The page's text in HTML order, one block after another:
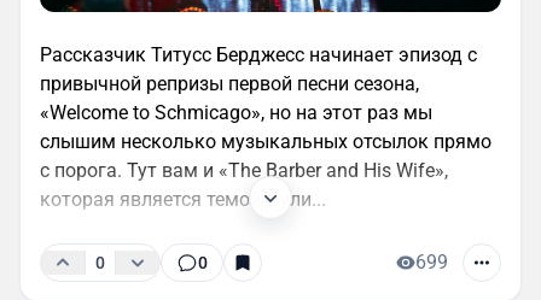
Рассказчик Титусс Берджесс начинает эпизод с
привычной репризы первой песни сезона,
«Welcome to Schmicago», но на этот раз мы
слышим несколько музыкальных отсылок прямо
с порога. Тут вам и «The Barber and His Wife»,
которая является темой Дули...
0 0 699